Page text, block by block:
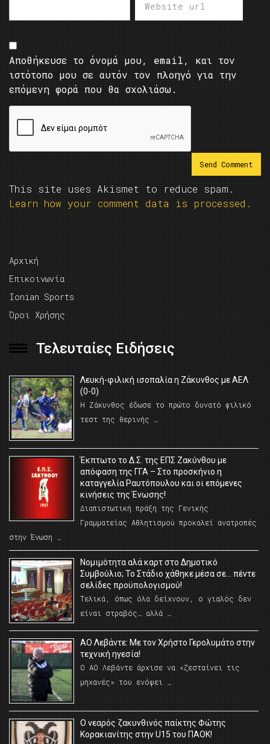
Αποθήκευσε το όνομά μου, email, και τον
ιστότοπο μου σε αυτόν τον πλοηγό για την
επόμενη φορά που θα σχολιάσω.
This site uses Akismet to reduce spam.
Learn how your comment data is processed.
Αρχική
Επικοινωνία
Ionian Sports
Όροι Χρήσης
Τελευταίες Ειδήσεις
Λευκή-φιλική ισοπαλία η Ζάκυνθος με ΑΕΛ
(0-0)
Η Ζάκυνθος έδωσε το πρώτο δυνατό φιλικό
τεστ της θερινής …
Έκπτωτο το Δ.Σ. της ΕΠΣ Ζακύνθου με
απόφαση της ΓΓΑ – Στο προσκήνιο η
καταγγελία Ραυτόπουλου και οι επόμενες
κινήσεις της Ένωσης!
Διαπιστωτική πράξη της Γενικής
Γραμματείας Αθλητισμού προκαλεί ανατροπές
στην Ένωση …
Νομιμότητα αλά καρτ στο Δημοτικό
Συμβούλιο; Το Στάδιο χάθηκε μέσα σε… πέντε
σελίδες προϋπολογισμού!
Τελικά, όπως όλα δείχνουν, ο γιαλός δεν
είναι στραβός… αλλά …
ΑΟ Λεβάντε: Με τον Χρήστο Γερολυμάτο στην
τεχνική ηγεσία!
Ο ΑΟ Λεβάντε άρχισε να «ζεσταίνει τις
μηχανές» του ενόψει …
O νεαρός ζακυνθινός παίκτης Φώτης
Κορακιανίτης στην U15 του ΠΑΟΚ!